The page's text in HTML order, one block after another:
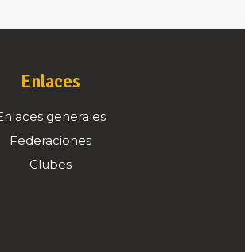
Enlaces
generales
Federaciones
Clubes